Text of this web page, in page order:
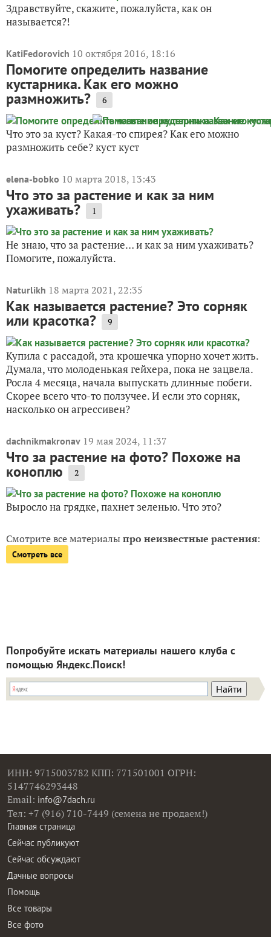
Здравствуйте, скажите, пожалуйста, как он
называется?!
KatiFedorovich 10 октября 2016, 18:16
Помогите определить название
кустарника. Как его можно
размножить? 6
Что это за куст? Какая-то спирея? Как его можно
размножить себе? куст куст
elena-bobko 10 марта 2018, 13:43
Что это за растение и как за ним
ухаживать? 1
Не знаю, что за растение… и как за ним ухаживать?
Помогите, пожалуйста.
Naturlikh 18 марта 2021, 22:35
Как называется растение? Это сорняк
или красотка? 9
Купила с рассадой, эта крошечка упорно хочет жить.
Думала, что молоденькая гейхера, пока не зацвела.
Росла 4 месяца, начала выпускать длинные побеги.
Скорее всего что-то ползучее. И если это сорняк,
насколько он агрессивен?
dachnikmakronav 19 мая 2024, 11:37
Что за растение на фото? Похоже на
коноплю 2
Выросло на грядке, пахнет зеленью. Что это?
Смотрите все материалыпро неизвестные растения:
Смотреть все
Попробуйте искать материалы нашего клуба с
помощью Яндекс.Поиск!
ИНН: 9715003782 КПП: 771501001 ОГРН:
5147746293448
Email: info@7dach.ru
Тел: +7 (916) 710-7449 (семена не продаем!)
Главная страница
Сейчас публикуют
Сейчас обсуждают
Дачные вопросы
Помощь
Все товары
Все фото